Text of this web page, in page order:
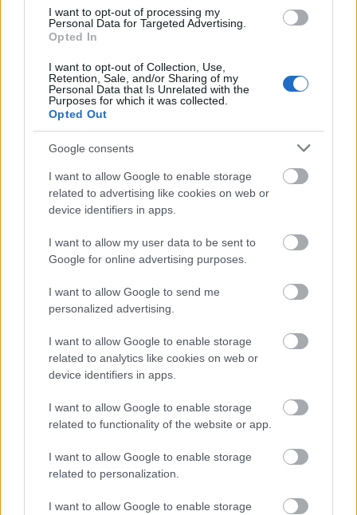
I want to opt-out of processing my
Personal Data for Targeted Advertising.
Opted In
I want to opt-out of Collection, Use,
Retention, Sale, and/or Sharing of my
Personal Data that Is Unrelated with the
Purposes for which it was collected.
Opted Out
Google consents
I want to allow Google to enable storage
related to advertising like cookies on web or
device identifiers in apps.
I want to allow my user data to be sent to
Google for online advertising purposes.
I want to allow Google to send me
personalized advertising.
I want to allow Google to enable storage
related to analytics like cookies on web or
device identifiers in apps.
I want to allow Google to enable storage
related to functionality of the website or app.
I want to allow Google to enable storage
related to personalization.
I want to allow Google to enable storage
Fehérvárhoz
Miért kulcsfontosságú a korszerű légtechnika az